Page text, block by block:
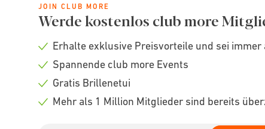
JOIN CLUB MORE
Werde kostenlos club more
Check
Erhalte exklusive Preisvorteile und sei
Check
Spannende club more Events
Check
Gratis Brillenetui
Mehr als 1 Million Mitglieder sind bereits